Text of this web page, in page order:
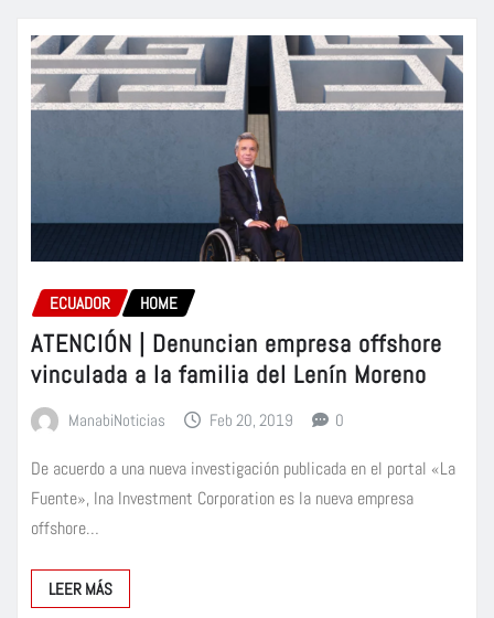
ECUADOR HOME
ATENCIÓN | Denuncian empresa offshore
vinculada a la familia del Lenín Moreno
ManabiNoticias Feb 20, 2019 0
De acuerdo a una nueva investigación publicada en el portal «La
Fuente», Ina Investment Corporation es la nueva empresa
offshore…
LEER MÁS